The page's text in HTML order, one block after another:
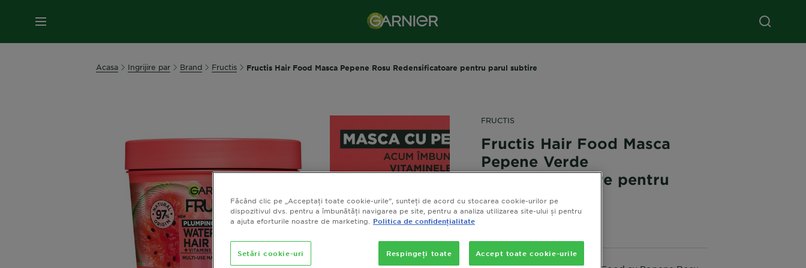
MENIU
Acasa Ingrijire par Brand Fructis Fructis Hair Food Masca Pepene Rosu Redensificatoare pentru parul subtire
FRUCTIS
Fructis Hair Food Masca
Pepene Verde
Redensificatoare pentru
parul subtire
Făcând clic pe „Acceptați toate cookie-urile”, sunteți de acord cu stocarea cookie-urilor pe
dispozitivul dvs. pentru a îmbunătăți navigarea pe site, pentru a analiza utilizarea site-ului și pentru
a ajuta eforturile noastre de marketing.
Politica de confidențialitate
Setări cookie-uri Respingeți toate Accept toate cookie-urile